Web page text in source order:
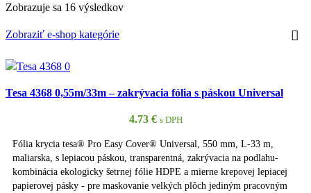
Zobrazuje sa 16 výsledkov
Zobraziť e-shop kategórie
Tesa 4368 0,55m/33m – zakrývacia fólia s páskou Universal
4.73 € s DPH
Fólia krycia tesa® Pro Easy Cover® Universal, 550 mm, L-33 m,
maliarska, s lepiacou páskou, transparentná, zakrývacia na podlahu-
kombinácia ekologicky šetrnej fólie HDPE a mierne krepovej lepiacej
papierovej pásky - pre maskovanie velkých plôch jediným pracovným